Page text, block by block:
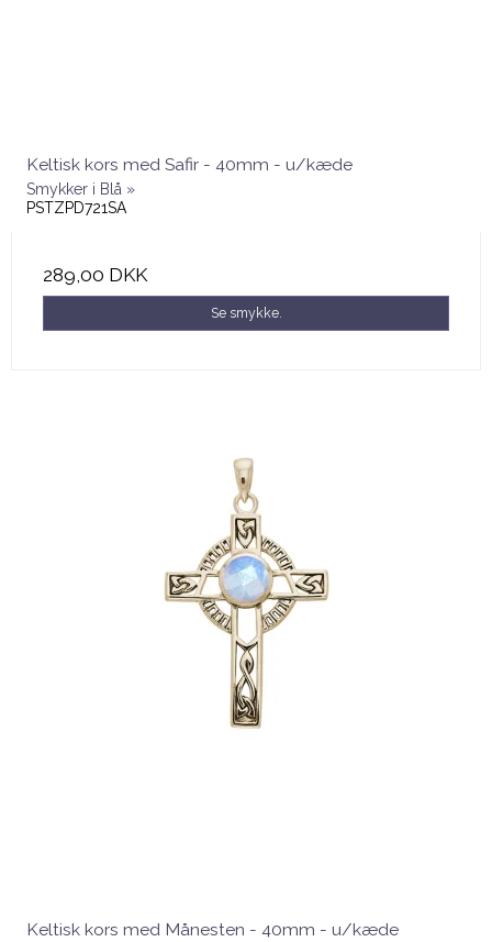
Keltisk kors med Safir - 40mm - u/kæde
Smykker i Blå »
PSTZPD721SA
289,00 DKK
Se smykke.
Keltisk kors med Månesten - 40mm - u/kæde